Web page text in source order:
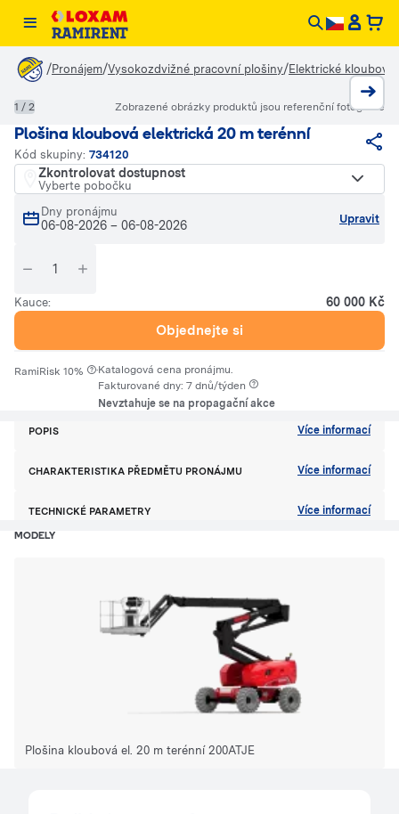
/Pronájem/Vysokozdvižné pracovní plošiny/Elektrické kloubové
Plošina kloubová elektrická 20 m terénní
Kód skupiny: 734120
Zkontrolovat dostupnost
Vyberte pobočku
Dny pronájmu
06-08-2026 – 06-08-2026 Upravit
Kauce: 60 000 Kč
Objednejte si
RamiRisk 10% ·Katalogová cena pronájmu.
Fakturované dny: 7 dnů/týden
Nevztahuje se na propagační akce
1 / 2 Zobrazené obrázky produktů jsou referenční fotografie
POPIS Více informací
CHARAKTERISTIKA PŘEDMĚTU PRONÁJMU Více informací
TECHNICKÉ PARAMETRY Více informací
MODELY
Plošina kloubová el. 20 m terénní 200ATJE